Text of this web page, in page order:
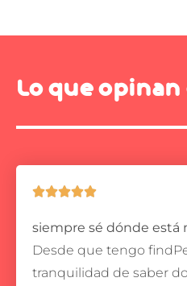
Lo que

siempre sé dónde está
Desde que tengo
tranquilidad de saber